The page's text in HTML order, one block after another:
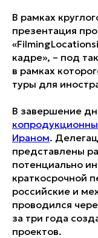
В рамках
презентация
кадре», – под
в рамках
туры для
В завершение
Ираном.
представлены
потенциально
краткосрочной
российские и
проводился
за три года
проектов.